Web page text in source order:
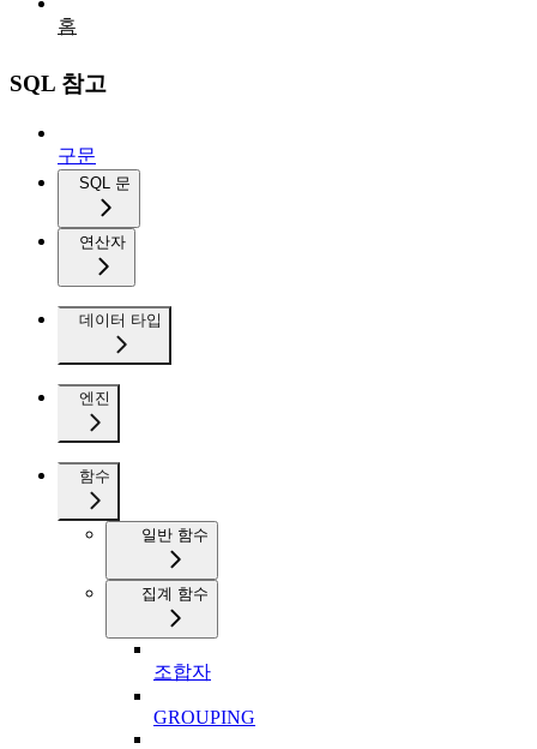
홈
SQL 참고
구문
SQL 문
연산자
데이터 타입
엔진
함수
일반 함수
집계 함수
조합자
GROUPING